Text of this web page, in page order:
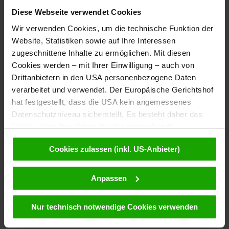
Diese Webseite verwendet Cookies
Wir verwenden Cookies, um die technische Funktion der
Website, Statistiken sowie auf Ihre Interessen
zugeschnittene Inhalte zu ermöglichen. Mit diesen
Cookies werden – mit Ihrer Einwilligung – auch von
Drittanbietern in den USA personenbezogene Daten
verarbeitet und verwendet. Der Europäische Gerichtshof
hat festgestellt, dass die USA kein angemessenes
Datenschutzniveau sicherstellt. Es besteht daher das
Risiko, dass Ihre Daten durch entsprechende
Anordnungen gegenüber den Drittanbietern (z.B. Google,
Meta) dem Zugriff durch US-Behörden zu Kontroll- und
Überwachungszwecken unterliegen und dagegen keine
wirksamen Rechtsbehelfe zur Verfügung stehen. Mit
Ihrem Klick auf „Cookies (inkl. US-Anbietern)
von Drittanbietern (auch in den USA) verwendet werden
Cookies zulassen (inkl. US-Anbieter)
Anpassen
Nur technisch notwendige Cookies verwenden